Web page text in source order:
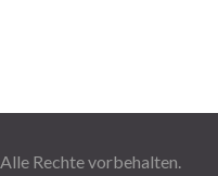
.Alle Rechte vorbehalten.